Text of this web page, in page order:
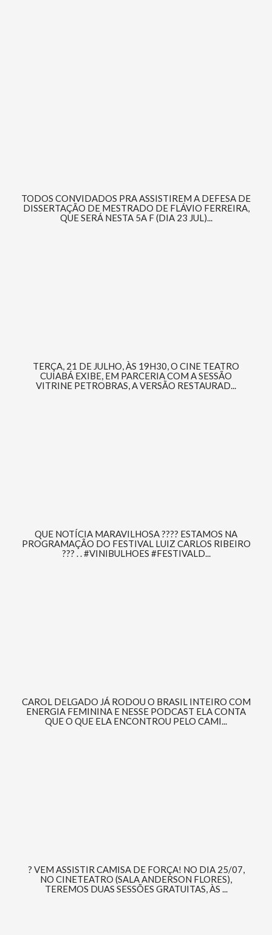
TODOS CONVIDADOS PRA ASSISTIREM A DEFESA DE
DISSERTAÇÃO DE MESTRADO DE FLÁVIO FERREIRA,
QUE SERÁ NESTA 5A F (DIA 23 JUL)...
TERÇA, 21 DE JULHO, ÀS 19H30, O CINE TEATRO
CUIABÁ EXIBE, EM PARCERIA COM A SESSÃO
VITRINE PETROBRAS, A VERSÃO RESTAURAD...
QUE NOTÍCIA MARAVILHOSA ???? ESTAMOS NA
PROGRAMAÇÃO DO FESTIVAL LUIZ CARLOS RIBEIRO
??? . . #VINIBULHOES #FESTIVALD...
CAROL DELGADO JÁ RODOU O BRASIL INTEIRO COM
ENERGIA FEMININA E NESSE PODCAST ELA CONTA
QUE O QUE ELA ENCONTROU PELO CAMI...
? VEM ASSISTIR CAMISA DE FORÇA! NO DIA 25/07,
NO CINETEATRO (SALA ANDERSON FLORES),
TEREMOS DUAS SESSÕES GRATUITAS, ÀS ...